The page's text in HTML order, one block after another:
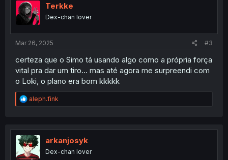
Terkke
Dex-chan lover
Mar 26, 2025 #3
certeza que o Simo tá usando algo como a própria força
vital pra dar um tiro… mas até agora me surpreendi com
o Loki, o plano era bom kkkkk
R
e
t
i
o
n
aleph.fink
arkanjosyk
Dex-chan lover